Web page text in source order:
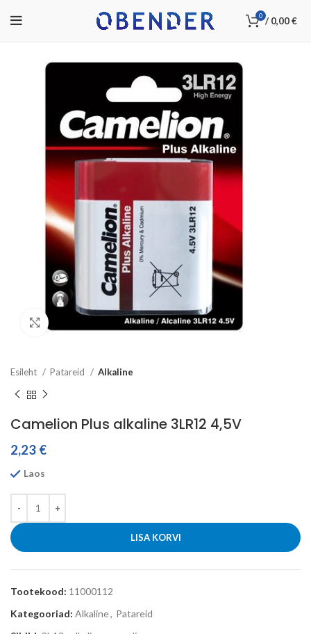
0 / 0,00€
Esileht Patareid Alkaline
Camelion Plus alkaline 3LR12 4,5V
2,23 €
Laos
LISA KORVI
Tootekood: 11000112
Kategooriad: Alkaline, Patareid